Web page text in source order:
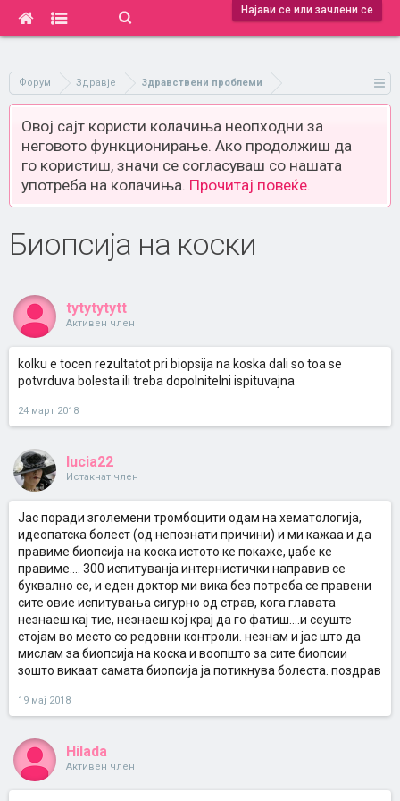
Најави се или зачлени се
Форум Здравје Здравствени проблеми
Овој сајт користи колачиња неопходни за
неговото функционирање. Ако продолжиш да
го користиш, значи се согласуваш со нашата
употреба на колачиња. Прочитај повеќе.
Биопсија на коски
tytytytytt
Активен член
kolku e tocen rezultatot pri biopsija na koska dali so toa se
potvrduva bolesta ili treba dopolnitelni ispituvajna
24 март 2018
lucia22
Истакнат член
Јас поради зголемени тромбоцити одам на хематологија,
идеопатска болест (од непознати причини) и ми кажаа и да
правиме биопсија на коска истото ке покаже, џабе ке
правиме.... 300 испитуванја интернистички направив се
буквално се, и еден доктор ми вика без потреба се правени
сите овие испитувања сигурно од страв, кога главата
незнаеш кај тие, незнаеш кој крај да го фатиш....и сеуште
стојам во место со редовни контроли. незнам и јас што да
мислам за биопсија на коска и воопшто за сите биопсии
зошто викаат самата биопсија ја потикнува болеста. поздрав
19 мај 2018
Hilada
Активен член